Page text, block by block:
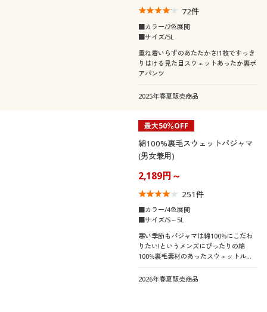
72件
■カラー/2色展開
■サイズ/5L
重ね着いらずのあたたかさ!1枚ですっき
りはける見た目スウェットあったか裏ボ
アパンツ
2025年春夏販売商品
最大50％OFF
綿100%裏毛スウェットパジャマ
(男女兼用)
2,189円～
251件
■カラー/4色展開
■サイズ/S～5L
寒い季節もパジャマは綿100%にこだわ
りたい!というメンズにぴったりの綿
100%裏毛素材のあったスウェットルー
ムウェア。しっかりした生地感と温かさ
を備えた昨年人気の部屋着に新色登場!
2026年春夏販売商品